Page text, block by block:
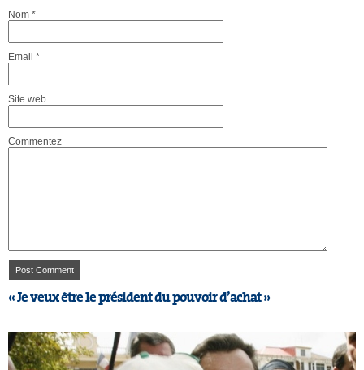
Nom *
Email *
Site web
Commentez
« Je veux être le président du pouvoir d’achat »